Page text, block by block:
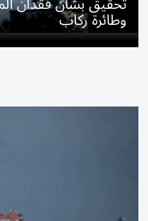
وطائرة ركاب